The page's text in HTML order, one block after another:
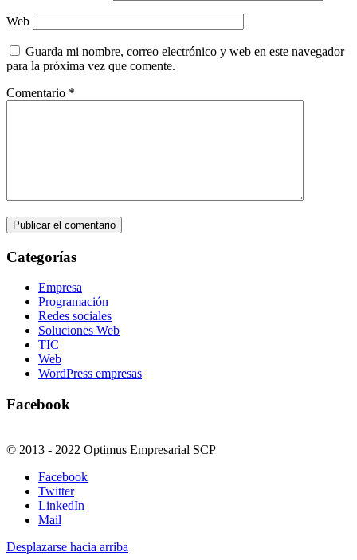
Web
Guarda mi nombre, correo electrónico y web en este navegador
para la próxima vez que comente.
Comentario *
Categorías
Empresa
Programación
Redes sociales
Soluciones Web
TIC
Web
WordPress empresas
Facebook
© 2013 - 2022 Optimus Empresarial SCP
Facebook
Twitter
LinkedIn
Mail
Desplazarse hacia arriba